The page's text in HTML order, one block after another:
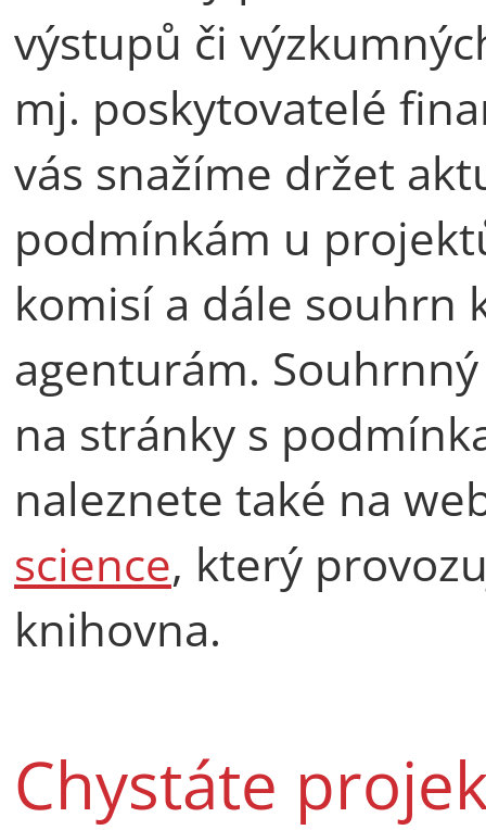
výstupů či
mj. poskytovatelé
vás snažíme držet
podmínkám u
komisí a dále souhrn
agenturám.
na stránky s
naleznete také na
science, který
knihovna.
Chystáte